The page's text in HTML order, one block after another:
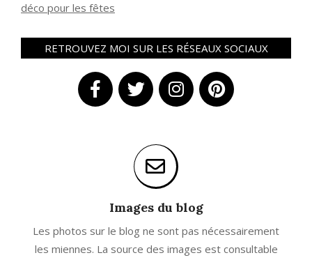
déco pour les fêtes
RETROUVEZ MOI SUR LES RÉSEAUX SOCIAUX
Images du blog
Les photos sur le blog ne sont pas nécessairement
les miennes. La source des images est consultable